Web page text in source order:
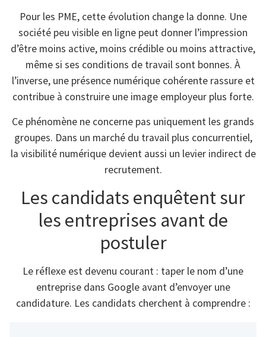
Pour les PME, cette évolution change la donne. Une
société peu visible en ligne peut donner l’impression
d’être moins active, moins crédible ou moins attractive,
même si ses conditions de travail sont bonnes. À
l’inverse, une présence numérique cohérente rassure et
contribue à construire une image employeur plus forte.
Ce phénomène ne concerne pas uniquement les grands
groupes. Dans un marché du travail plus concurrentiel,
la visibilité numérique devient aussi un levier indirect de
recrutement.
Les candidats enquêtent sur
les entreprises avant de
postuler
Le réflexe est devenu courant : taper le nom d’une
entreprise dans Google avant d’envoyer une
candidature. Les candidats cherchent à comprendre :